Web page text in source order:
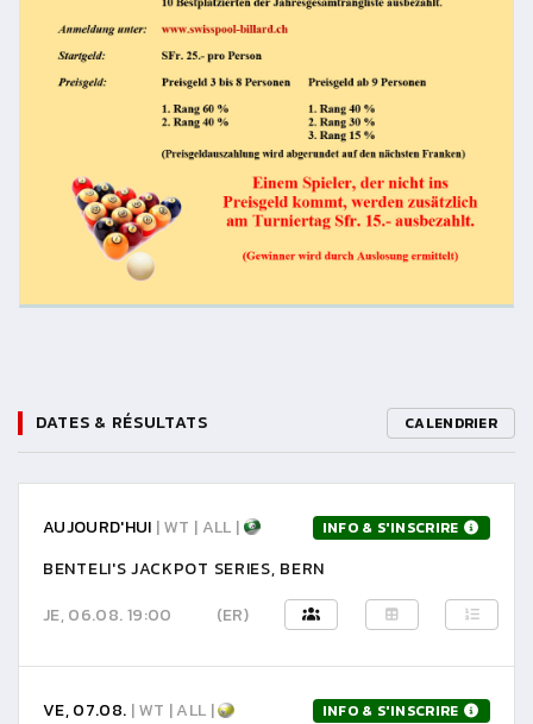
DATES & RÉSULTATS CALENDRIER
AUJOURD'HUI | WT | ALL | INFO & S'INSCRIRE
BENTELI'S JACKPOT SERIES, BERN
JE, 06.08. 19:00
(ER)
VE, 07.08. | WT | ALL | INFO & S'INSCRIRE